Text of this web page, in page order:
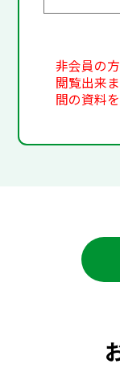
非会員の
閲覧出来
間の資料